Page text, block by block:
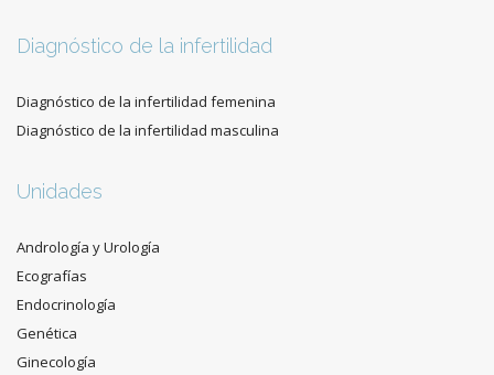
Diagnóstico de la infertilidad
Diagnóstico de la infertilidad femenina
Diagnóstico de la infertilidad masculina
Unidades
Andrología y Urología
Ecografías
Endocrinología
Genética
Ginecología